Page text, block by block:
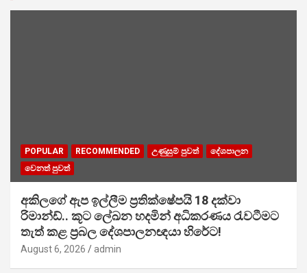
POPULAR RECOMMENDED උණුසුම් පුවත්
දේශපාලන
වෙනත් පුවත්
අකිලගේ ඇප ඉල්ලීම ප්‍රතික්ෂේපයි 18 දක්වා
රිමාන්ඩ්.. කූට ලේඛන හදමින් අධිකරණය රැවටීමට
තැත් කළ ප්‍රබල දේශපාලනඥයා හිරේට!
August 6, 2026 admin